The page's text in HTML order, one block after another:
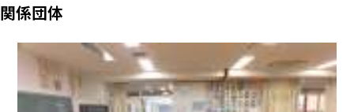
関係団体